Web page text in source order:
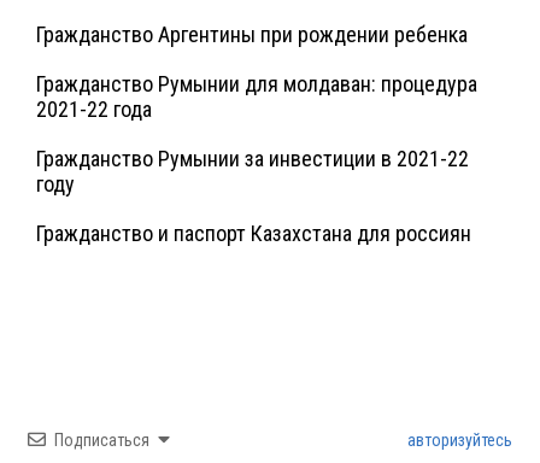
Гражданство Аргентины при рождении ребенка
Гражданство Румынии для молдаван: процедура
2021-22 года
Гражданство Румынии за инвестиции в 2021-22
году
Гражданство и паспорт Казахстана для россиян
Подписаться авторизуйтесь